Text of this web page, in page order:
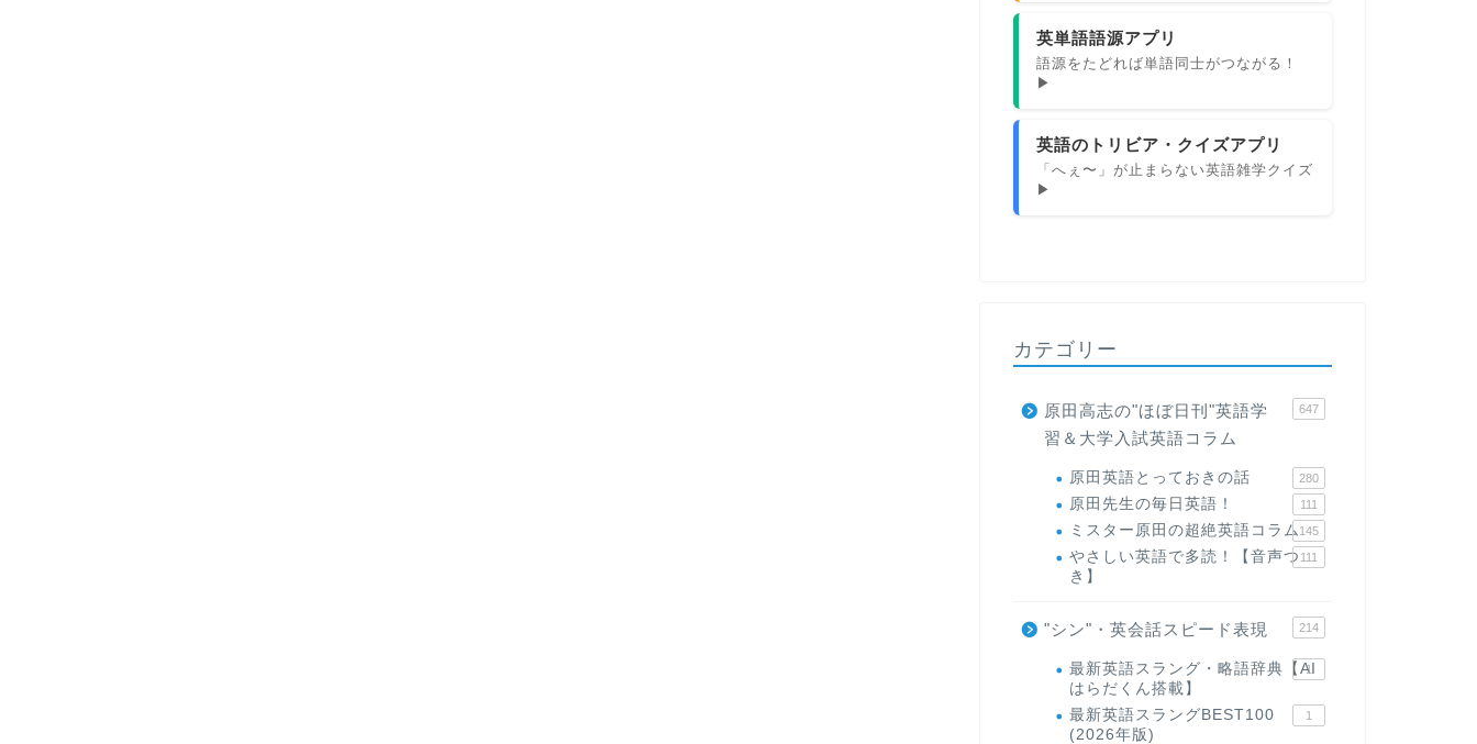
英単語語源アプリ
語源をたどれば単語同士がつながる！
▶
英語のトリビア・クイズアプリ
「へぇ〜」が止まらない英語雑学クイズ
▶
カテゴリー
原田高志の"ほぼ日刊"英語学
習＆大学入試英語コラム
647
原田英語とっておきの話 280
原田先生の毎日英語！ 111
ミスター原田の超絶英語コラム145
やさしい英語で多読！【音声つ
き】
111
"シン"・英会話スピード表現 214
最新英語スラング・略語辞典【AI
はらだくん搭載】
1
最新英語スラングBEST100
(2026年版)
1